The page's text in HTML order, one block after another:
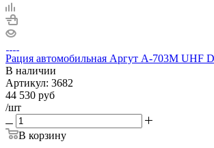
Рация автомобильная Аргут А-703М UHF
В наличии
Артикул: 3682
44 530 руб
/шт
В корзину